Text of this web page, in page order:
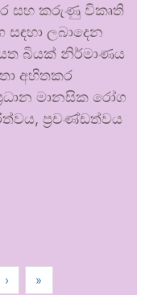
සහ කරුණු විකෘති
ලබාදෙන
බියක් නිර්මාණය
අහිතකර
මානසික රෝග
ප්‍රචණ්ඩත්වය
› »